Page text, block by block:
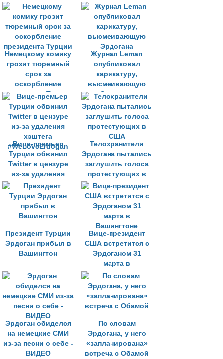
охрану полиции
Немецкому комику
грозит тюремный
срок за
оскорбление
президента Турции
Журнал Leman
опубликовал
карикатуру,
высмеивающую
Эрдогана
Вице-премьер
Турции обвинил
Twitter в цензуре
из-за удаления
хэштега
#WeLoveErdogan
Телохранители
Эрдогана пытались
заглушить голоса
протестующих в
США
Президент Турции
Эрдоган прибыл в
Вашингтон
Вице-президент
США встретится с
Эрдоганом 31
марта в
Вашингтоне
Эрдоган обиделся
на немецкие СМИ
из-за песни о себе -
ВИДЕО
По словам
Эрдогана, у него
«запланирована»
встреча с Обамой